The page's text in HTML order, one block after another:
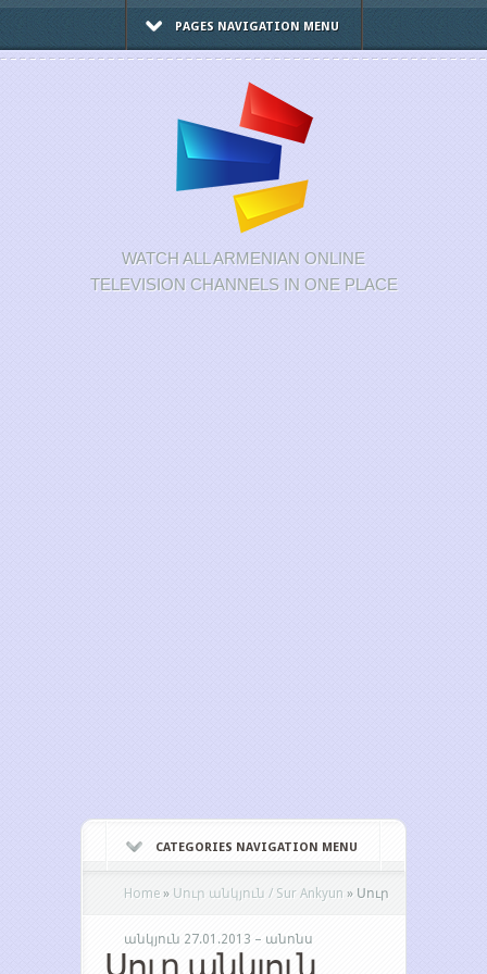
PAGES NAVIGATION MENU
WATCH ALL ARMENIAN ONLINE
TELEVISION CHANNELS IN ONE PLACE
CATEGORIES NAVIGATION MENU
Home » Սուր անկյուն / Sur Ankyun » Սուր
անկյուն 27.01.2013 – անոնս
Սուր անկյուն